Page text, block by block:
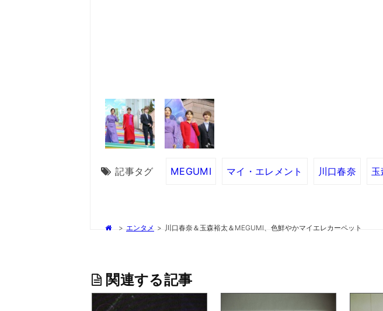
記事タグ MEGUMI マイ・エレメント 川口春奈
> エンタメ > 川口春奈＆玉森裕太＆MEGUMI、色鮮やかマイエレカーペット
関連する記事